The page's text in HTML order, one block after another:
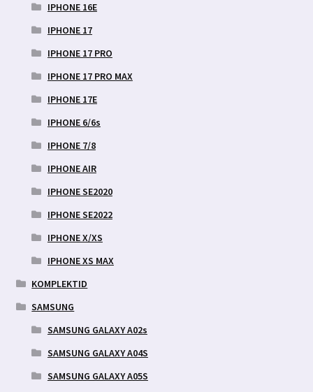
IPHONE 16E
IPHONE 17
IPHONE 17 PRO
IPHONE 17 PRO MAX
IPHONE 17E
IPHONE 6/6s
IPHONE 7/8
IPHONE AIR
IPHONE SE2020
IPHONE SE2022
IPHONE X/XS
IPHONE XS MAX
KOMPLEKTID
SAMSUNG
SAMSUNG GALAXY A02s
SAMSUNG GALAXY A04S
SAMSUNG GALAXY A05S